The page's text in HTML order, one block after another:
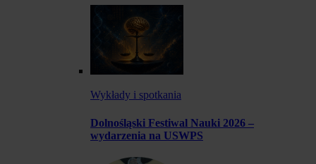
Wykłady i spotkania
Dolnośląski Festiwal Nauki 2026 –
wydarzenia na USWPS